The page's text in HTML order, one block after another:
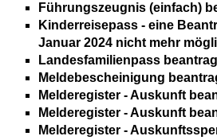
Führungszeugnis (einfach)
Kinderreisepass - eine
Januar 2024 nicht mehr
Landesfamilienpass
Meldebescheinigung
Melderegister - Auskunft
Melderegister - Auskunft
Melderegister -